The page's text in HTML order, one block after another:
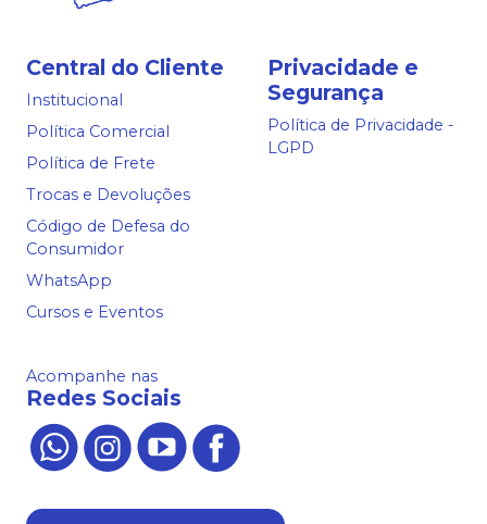
Central do Cliente
Institucional
Política Comercial
Política de Frete
Trocas e Devoluções
Código de Defesa do
Consumidor
WhatsApp
Cursos e Eventos
Privacidade e
Segurança
Política de Privacidade -
LGPD
Acompanhe nas
Redes Sociais